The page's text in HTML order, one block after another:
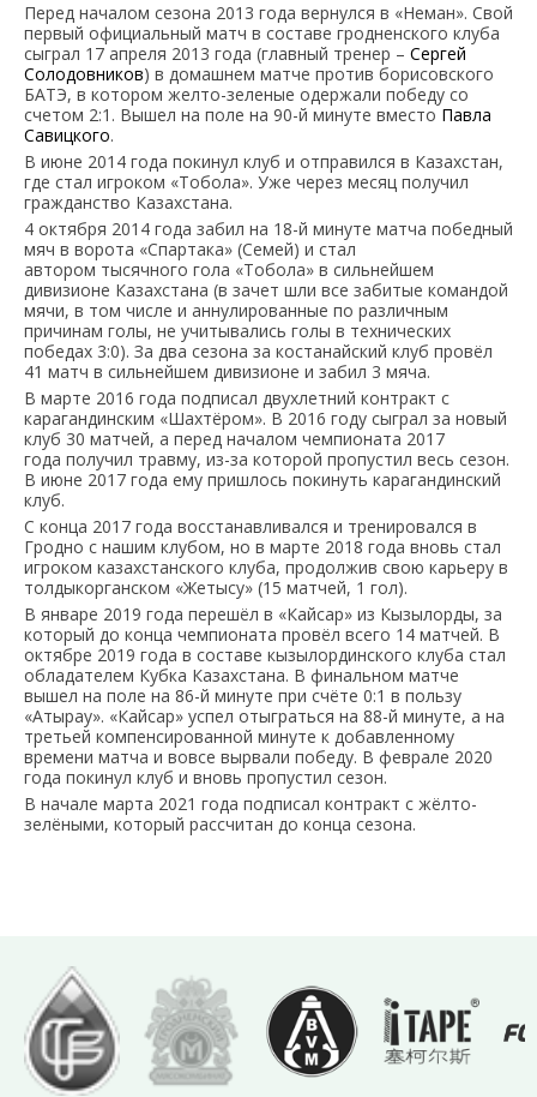
Перед началом сезона 2013 года вернулся в «Неман». Свой
первый официальный матч в составе гродненского клуба
сыграл 17 апреля 2013 года (главный тренер – Сергей
Солодовников) в домашнем матче против борисовского
БАТЭ, в котором желто-зеленые одержали победу со
счетом 2:1. Вышел на поле на 90-й минуте вместо Павла
Савицкого.
В июне 2014 года покинул клуб и отправился в Казахстан,
где стал игроком «Тобола». Уже через месяц получил
гражданство Казахстана.
4 октября 2014 года забил на 18-й минуте матча победный
мяч в ворота «Спартака» (Семей) и стал
автором тысячного гола «Тобола» в сильнейшем
дивизионе Казахстана (в зачет шли все забитые командой
мячи, в том числе и аннулированные по различным
причинам голы, не учитывались голы в технических
победах 3:0). За два сезона за костанайский клуб провёл
41 матч в сильнейшем дивизионе и забил 3 мяча.
В марте 2016 года подписал двухлетний контракт с
карагандинским «Шахтёром». В 2016 году сыграл за новый
клуб 30 матчей, а перед началом чемпионата 2017
года получил травму, из-за которой пропустил весь сезон.
В июне 2017 года ему пришлось покинуть карагандинский
клуб.
С конца 2017 года восстанавливался и тренировался в
Гродно с нашим клубом, но в марте 2018 года вновь стал
игроком казахстанского клуба, продолжив свою карьеру в
толдыкорганском «Жетысу» (15 матчей, 1 гол).
В январе 2019 года перешёл в «Кайсар» из Кызылорды, за
который до конца чемпионата провёл всего 14 матчей. В
октябре 2019 года в составе кызылординского клуба стал
обладателем Кубка Казахстана. В финальном матче
вышел на поле на 86-й минуте при счёте 0:1 в пользу
«Атырау». «Кайсар» успел отыграться на 88-й минуте, а на
третьей компенсированной минуте к добавленному
времени матча и вовсе вырвали победу. В феврале 2020
года покинул клуб и вновь пропустил сезон.
В начале марта 2021 года подписал контракт с жёлто-
зелёными, который рассчитан до конца сезона.